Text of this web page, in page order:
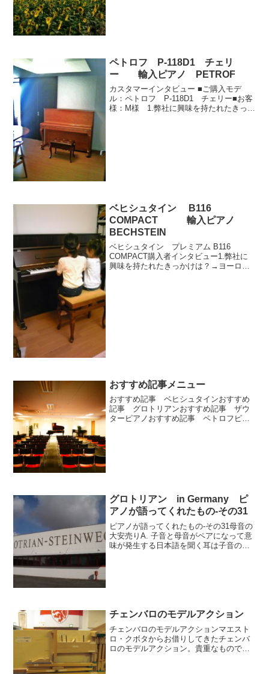
ペトロフ P-118D1 チェリ
ー 輸入ピアノ PETROF
カスタマーインタビュー ■ご購入モデ
ル：ペトロフ P-118D1 チェリー■お客
様：M様 1.弊社に興味を持たれたきっか
ベヒシュタイン B116
COMPACT 輸入ピアノ
BECHSTEIN
ベヒシュタイン プレミアム B116
COMPACT購入者インタビュー1.弊社に
興味を持たれたきっかけは？→ヨーロッ
おすすめ記事メニュー
おすすめ記事 ベヒシュタインおすすめ
記事 グロトリアンおすすめ記事 ザウ
ターピアノおすすめ記事 ペトロフピア
グロトリアン in Germany ピ
アノが語ってくれたもの-その31
ピアノが語ってくれたもの-その31母音の
大安売りA. 子音と母音がペアになって意
味が発生する日本語を聞く耳は子音の後
チェンバロのモデルアクション
チェンバロのモデルアクションマエスト
ロ・クボタからお借りしてきたチェンバ
ロのモデルアクション。貴重なものです